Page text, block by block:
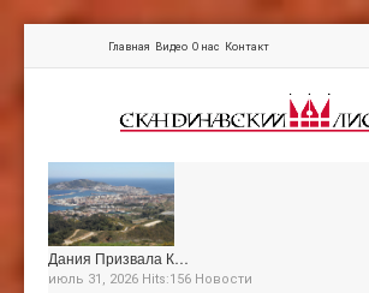
Главная Видео О нас Контакт
Дания Призвала К…
июль 31, 2026 Hits:156 Новости